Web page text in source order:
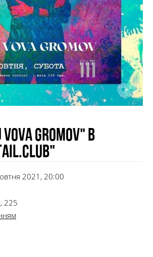
Vova Gromov" в
2021, 20:00
225